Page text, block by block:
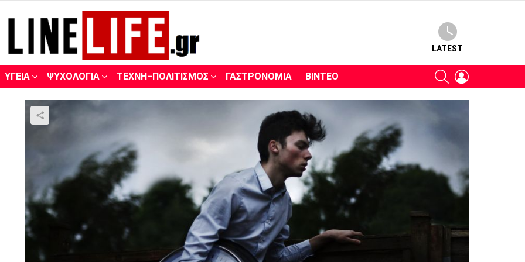
LATEST
ΥΓΕΊΑ ΨΥΧΟΛΟΓΊΑ ΤΈΧΝΗ-ΠΟΛΙΤΙΣΜΌΣ ΓΑΣΤΡΟΝΟΜΊΑ ΒΊΝΤΕΟ SEARCH